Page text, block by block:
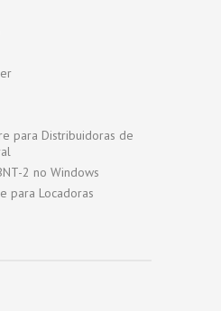
para Distribuidoras de
2 no Windows
para Locadoras